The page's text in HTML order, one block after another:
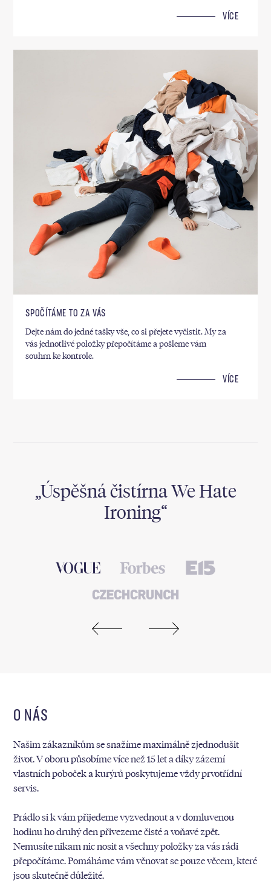
VÍCE
SPOČÍTÁME TO ZA VÁS
Dejte nám do jedné tašky vše, co si přejete vyčistit. My za
vás jednotlivé položky přepočítáme a pošleme vám
souhrn ke kontrole.
VÍCE
Úspěšná čistírna We Hate
Ironing
O NÁS
Našim zákazníkům se snažíme maximálně zjednodušit
život. V oboru působíme více než 15 let a díky zázemí
vlastních poboček a kurýrů poskytujeme vždy prvotřídní
servis.
Prádlo si k vám přijedeme vyzvednout a v domluvenou
hodinu ho druhý den přivezeme čisté a voňavé zpět.
Nemusíte nikam nic nosit a všechny položky za vás rádi
přepočítáme. Pomáháme vám věnovat se pouze věcem, které
jsou skutečně důležité.